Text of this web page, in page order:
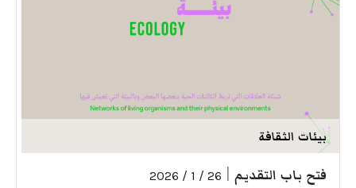
بيئات الثقافة
فتح باب التقديم 26 / 1 / 2026